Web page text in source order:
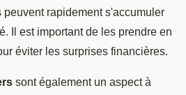
rapidement s'accumuler
Il est important de les prendre en
éviter les surprises financières.
sont également un aspect à